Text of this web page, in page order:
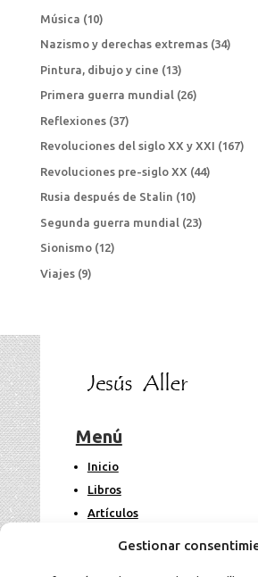
Gestionar
Música (10)
Nazismo y derechas extremas(34)
Pintura, dibujo y cine (13)
Primera guerra mundial(26)
Reflexiones(37)
Revoluciones del siglo XX y XXI (167)
Revoluciones pre-siglo XX (44)
Rusia después de Stalin (10)
Segunda guerra mundial (23)
Sionismo(12)
Viajes(9)
Menú
Inicio
Libros
Artículos